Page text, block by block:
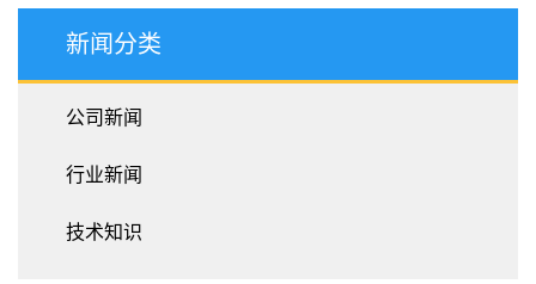
新闻分类
公司新闻
行业新闻
技术知识